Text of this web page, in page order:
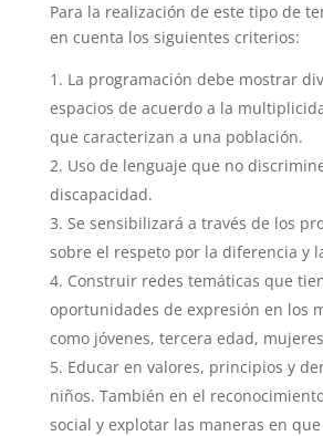
Para la realización de este tipo de
en cuenta los siguientes criterios:
La programación debe mostrar
espacios de acuerdo a la
que caracterizan a una población.
Uso de lenguaje que no
discapacidad.
Se sensibilizará a través de los
sobre el respeto por la diferencia y
Construir redes temáticas que
oportunidades de expresión en los
como jóvenes, tercera edad,
Educar en valores, principios y
niños. También en el
social y explotar las maneras en